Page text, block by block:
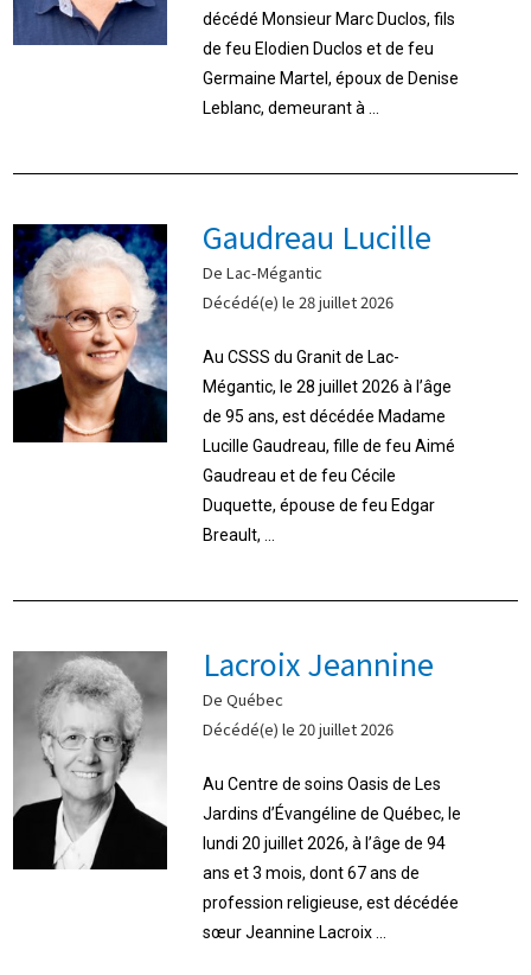
décédé Monsieur Marc Duclos, fils
de feu Elodien Duclos et de feu
Germaine Martel, époux de Denise
Leblanc, demeurant à ...
Gaudreau Lucille
De Lac-Mégantic
Décédé(e) le 28 juillet 2026
Au CSSS du Granit de Lac-
Mégantic, le 28 juillet 2026 à l’âge
de 95 ans, est décédée Madame
Lucille Gaudreau, fille de feu Aimé
Gaudreau et de feu Cécile
Duquette, épouse de feu Edgar
Breault, ...
Lacroix Jeannine
De Québec
Décédé(e) le 20 juillet 2026
Au Centre de soins Oasis de Les
Jardins d’Évangéline de Québec, le
lundi 20 juillet 2026, à l’âge de 94
ans et 3 mois, dont 67 ans de
profession religieuse, est décédée
sœur Jeannine Lacroix ...